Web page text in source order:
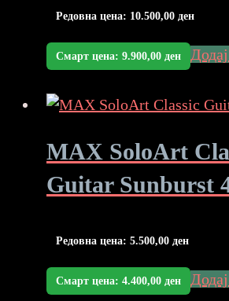
Редовна цена: 10.500,00 ден
Смарт цена: 9.900,00 ден
MAX SoloArt
Guitar Sunburst
Редовна цена: 5.500,00 ден
Смарт цена: 4.400,00 ден